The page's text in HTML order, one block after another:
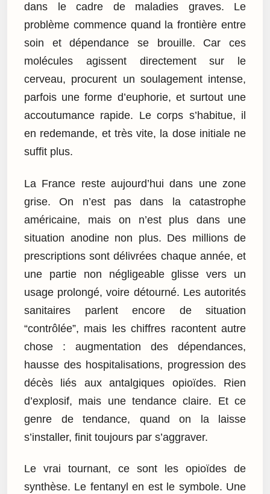
dans le cadre de maladies graves. Le
problème commence quand la frontière entre
soin et dépendance se brouille. Car ces
molécules agissent directement sur le
cerveau, procurent un soulagement intense,
parfois une forme d’euphorie, et surtout une
accoutumance rapide. Le corps s’habitue, il
en redemande, et très vite, la dose initiale ne
suffit plus.
La France reste aujourd’hui dans une zone
grise. On n’est pas dans la catastrophe
américaine, mais on n’est plus dans une
situation anodine non plus. Des millions de
prescriptions sont délivrées chaque année, et
une partie non négligeable glisse vers un
usage prolongé, voire détourné. Les autorités
sanitaires parlent encore de situation
“contrôlée”, mais les chiffres racontent autre
chose : augmentation des dépendances,
hausse des hospitalisations, progression des
décès liés aux antalgiques opioïdes. Rien
d’explosif, mais une tendance claire. Et ce
genre de tendance, quand on la laisse
s’installer, finit toujours par s’aggraver.
Le vrai tournant, ce sont les opioïdes de
synthèse. Le fentanyl en est le symbole. Une